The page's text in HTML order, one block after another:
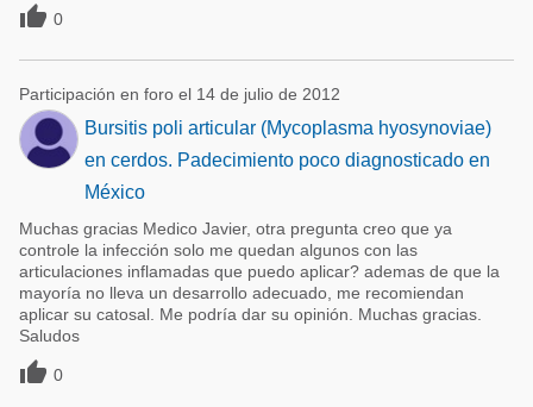
 0
Participación en foro el 14 de julio de 2012
Bursitis poli articular (Mycoplasma hyosynoviae)
en cerdos. Padecimiento poco diagnosticado en
México
Muchas gracias Medico Javier, otra pregunta creo que ya
controle la infección solo me quedan algunos con las
articulaciones inflamadas que puedo aplicar? ademas de que la
mayoría no lleva un desarrollo adecuado, me recomiendan
aplicar su catosal. Me podría dar su opinión. Muchas gracias.
Saludos
 0